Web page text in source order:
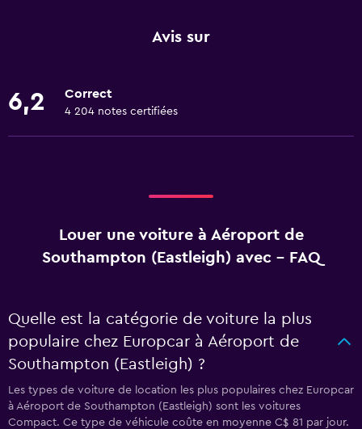
Avis sur
6,2 Correct
4 204 notes certifiées
Louer une voiture à Aéroport de
Southampton (Eastleigh) avec - FAQ
Quelle est la catégorie de voiture la plus
populaire chez Europcar à Aéroport de
Southampton (Eastleigh) ?
Les types de voiture de location les plus populaires chez Europcar
à Aéroport de Southampton (Eastleigh) sont les voitures
Compact. Ce type de véhicule coûte en moyenne C$ 81 par jour.